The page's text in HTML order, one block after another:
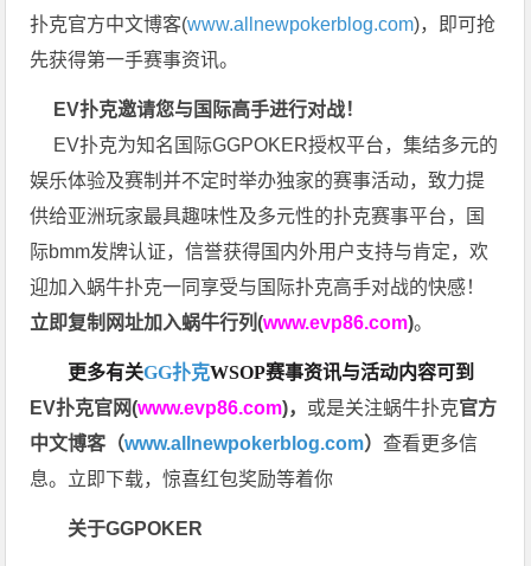
扑克官方中文博客(www.allnewpokerblog.com)，即可抢
先获得第一手赛事资讯。
EV扑克邀请您与国际高手进行对战！
EV扑克为知名国际GGPOKER授权平台，集结多元的
娱乐体验及赛制并不定时举办独家的赛事活动，致力提
供给亚洲玩家最具趣味性及多元性的扑克赛事平台，国
际bmm发牌认证，信誉获得国内外用户支持与肯定，欢
迎加入蜗牛扑克一同享受与国际扑克高手对战的快感！
立即复制网址加入蜗牛行列(www.evp86.com)。
更多有关GG扑克WSOP赛事资讯与活动内容可到
EV扑克官网(www.evp86.com)， 或是关注蜗牛扑克官方
中文博客（www.allnewpokerblog.com）查看更多信
息。立即下载，惊喜红包奖励等着你
关于GGPOKER